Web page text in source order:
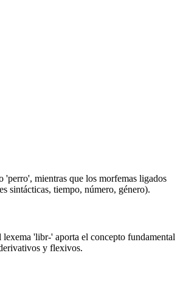
mientras que los morfemas ligados
sintácticas, tiempo, número, género).
'libr-' aporta el concepto fundamental
y flexivos.